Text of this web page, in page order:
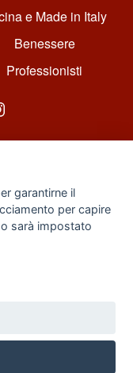
e Made in Italy
Benessere
Professionisti
LTD, Forest House
England, E11 1HT.
garantirne il
per capire
sarà impostato